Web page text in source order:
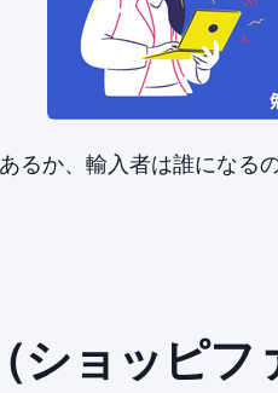
るか、輸入者は誰にな
ョッピフ